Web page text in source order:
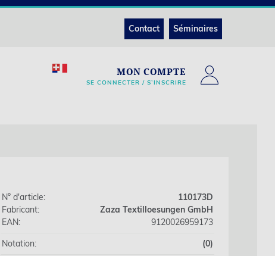
Contact Séminaires
MON COMPTE
SE CONNECTER / S’INSCRIRE
N° d'article:
110173D
Fabricant:
Zaza Textilloesungen GmbH
EAN:
9120026959173
Notation:
(0)